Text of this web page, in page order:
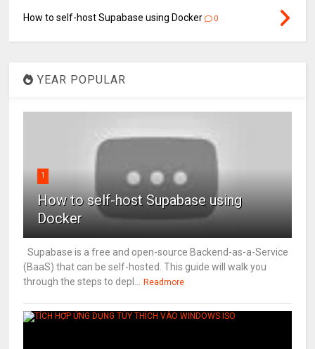
How to self-host Supabase using Docker 0
YEAR POPULAR
1
How to self-host Supabase using
Docker
Supabase is a free and open-source Backend-as-a-Service
(BaaS) that can be self-hosted. This guide will walk you
through the steps to depl...
Readmore